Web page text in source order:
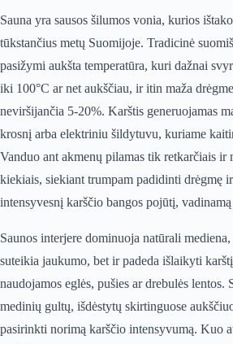
Sauna yra sausos šilumos vonia, kurios
tūkstančius metų Suomijoje. Tradicinė
pasižymi aukšta temperatūra, kuri dažnai
iki 100°C ar net aukščiau, ir itin maža
neviršijančia 5-20%. Karštis generuojamas
krosnį arba elektriniu šildytuvu, kuriame
Vanduo ant akmenų pilamas tik retkarčiais ir
kiekiais, siekiant trumpam padidinti drėgmę
intensyvesnį karščio bangos pojūtį,
Saunos interjere dominuoja natūrali
suteikia jaukumo, bet ir padeda išlaikyti
naudojamos eglės, pušies ar drebulės lentos.
medinių gultų, išdėstytų skirtinguose
pasirinkti norimą karščio intensyvumą. Kuo